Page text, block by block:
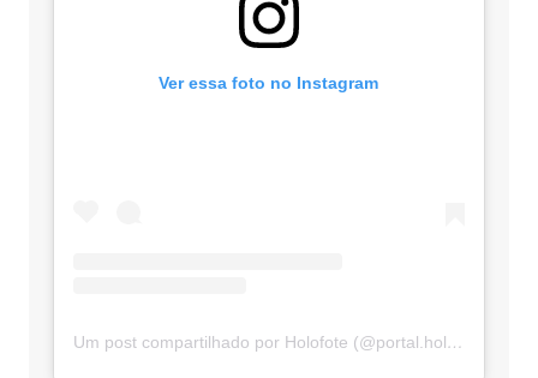
Ver essa foto no Instagram
Um post compartilhado por Holofote (@portal.holofote)